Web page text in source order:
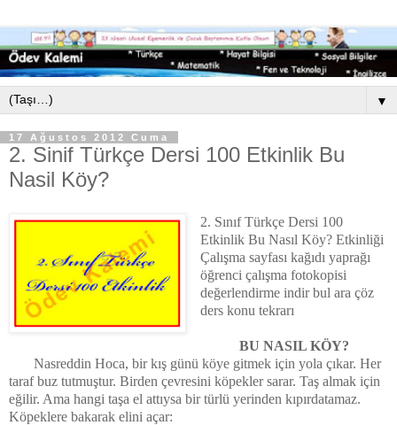
▼
17 Ağustos 2012 Cuma
2. Sinif Türkçe Dersi 100 Etkinlik Bu
Nasil Köy?
2. Sınıf Türkçe Dersi 100
Etkinlik Bu Nasıl Köy? Etkinliği
Çalışma sayfası kağıdı yaprağı
öğrenci çalışma fotokopisi
değerlendirme indir bul ara çöz
ders konu tekrarı
BU NASIL KÖY?
Nasreddin Hoca, bir kış günü köye gitmek için yola çıkar. Her
taraf buz tutmuştur. Birden çevresini köpekler sarar. Taş almak için
eğilir. Ama hangi taşa el attıysa bir türlü yerinden kıpırdatamaz.
Köpeklere bakarak elini açar: